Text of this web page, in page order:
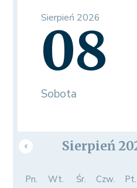
Sierpień 2026
08
Sobota
Sierpień
Pn. Wt. Śr. Czw. Pt.